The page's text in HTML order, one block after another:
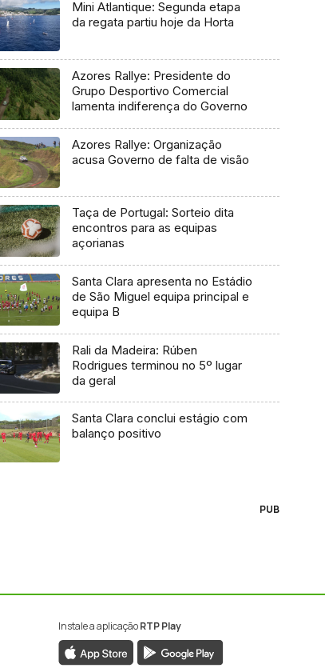
Mini Atlantique: Segunda etapa
da regata partiu hoje da Horta
Azores Rallye: Presidente do
Grupo Desportivo Comercial
lamenta indiferença do Governo
Azores Rallye: Organização
acusa Governo de falta de visão
Taça de Portugal: Sorteio dita
encontros para as equipas
açorianas
Santa Clara apresenta no Estádio
de São Miguel equipa principal e
equipa B
Rali da Madeira: Rúben
Rodrigues terminou no 5º lugar
da geral
Santa Clara conclui estágio com
balanço positivo
PUB
Instale a aplicaçãoRTP Play